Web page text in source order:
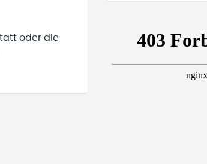
oder die